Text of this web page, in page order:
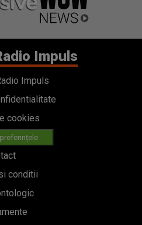
Impuls
Impuls
cookies
conditii